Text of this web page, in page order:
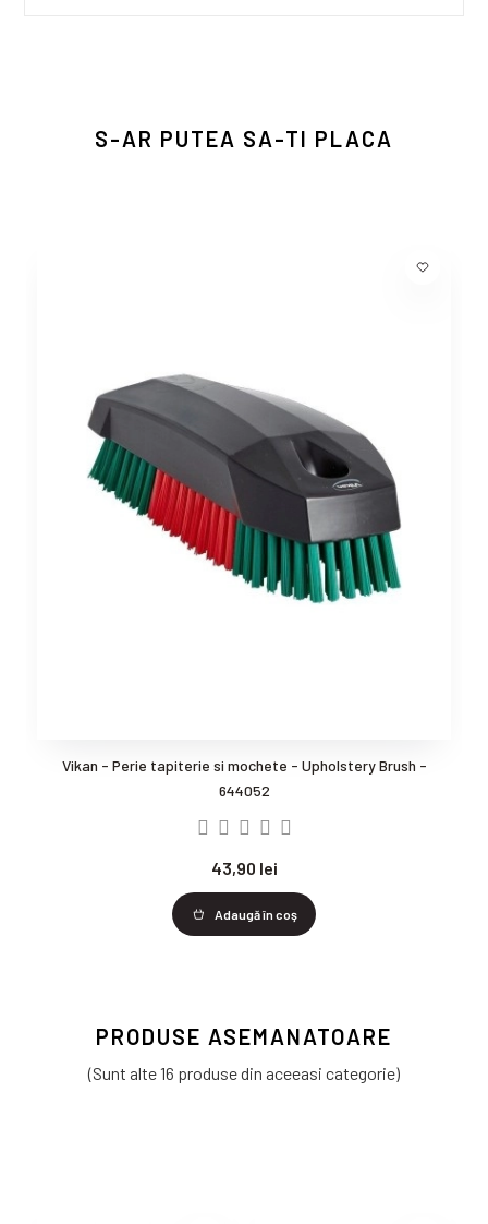
S-AR PUTEA SA-TI PLACA
Vikan - Perie tapiterie si mochete - Upholstery Brush -
644052
43,90 lei
Adaugă în coş
PRODUSE ASEMANATOARE
(Sunt alte 16 produse din aceeasi categorie)